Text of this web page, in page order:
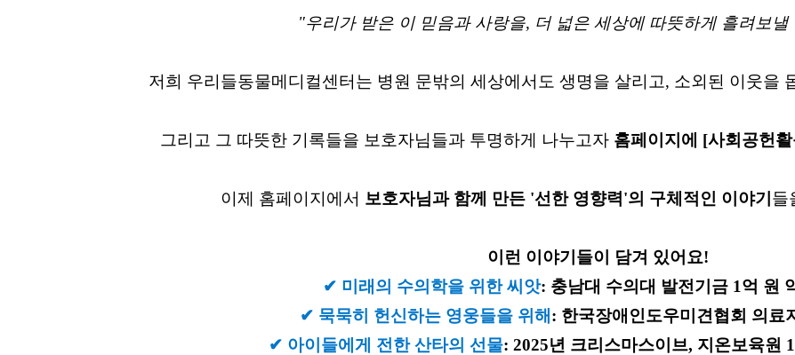
"우리가 받은 이 믿음과 사랑을, 더 넓은 세상에 따뜻하게 흘려보낼
저희 우리들동물메디컬센터는 병원 문밖의 세상에서도 생명을 살리고, 소외된 이웃을
그리고 그 따뜻한 기록들을 보호자님들과 투명하게 나누고자 홈페이지에 [사회공헌
이제 홈페이지에서 보호자님과 함께 만든 '선한 영향력'의 구체적인 이야기 들
이런 이야기들이 담겨 있어요!
✔ 미래의 수의학을 위한 씨앗: 충남대 수의대 발전기금 1억 원
✔ 묵묵히 헌신하는 영웅들을 위해 : 한국장애인도우미견협회 의료
✔ 아이들에게 전한 산타의 선물: 2025년 크리스마스이브, 지온보육원